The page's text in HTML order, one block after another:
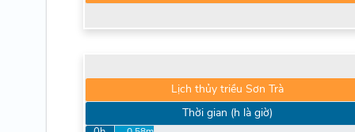
Lịch thủy triều Sơn Trà
Thời gian (h là giờ)